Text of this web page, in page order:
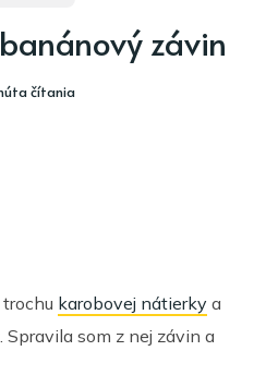
závin
čítania
karobovej nátierky a
som z nej závin a